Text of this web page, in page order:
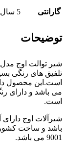
گارانتی 5 سال
توضیحات
شیر توالت اوج
تلفیق های رنگی
است.این محصول
می باشد و دارای
است.
باشد و ساخت کشور
9001 می باشد.